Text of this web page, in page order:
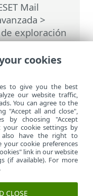
Mail
>
exploración
de
cookies
to give you the best
our website traffic,
You can agree to the
"Accept all and close",
by choosing "Accept
your cookie settings by
also have the right to
cookie preferences
link in our website
(if available). For more
CLOSE